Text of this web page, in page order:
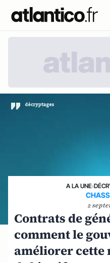
A LA UNE›
2
Contrats de
comment le
améliorer cette